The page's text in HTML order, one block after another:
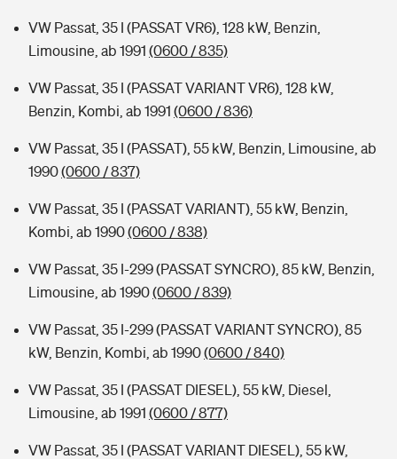
VW Passat, 35 I (PASSAT VR6), 128 kW, Benzin,
Limousine, ab 1991 (0600 / 835)
VW Passat, 35 I (PASSAT VARIANT VR6), 128 kW,
Benzin, Kombi, ab 1991 (0600 / 836)
VW Passat, 35 I (PASSAT), 55 kW, Benzin, Limousine, ab
1990(0600 / 837)
VW Passat, 35 I (PASSAT VARIANT), 55 kW, Benzin,
Kombi, ab 1990(0600 / 838)
VW Passat, 35 I-299 (PASSAT SYNCRO), 85 kW, Benzin,
Limousine, ab 1990(0600 / 839)
VW Passat, 35 I-299 (PASSAT VARIANT SYNCRO), 85
kW, Benzin, Kombi, ab 1990(0600 / 840)
VW Passat, 35 I (PASSAT DIESEL), 55 kW, Diesel,
Limousine, ab 1991 (0600 / 877)
VW Passat, 35 I (PASSAT VARIANT DIESEL), 55 kW,